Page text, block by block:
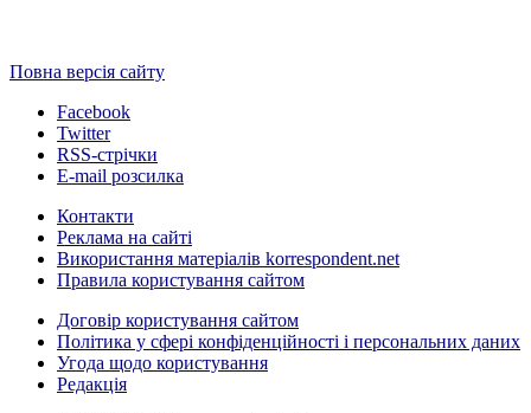
Повна версія сайту
Facebook
Twitter
RSS-стрічки
E-mail розсилка
Контакти
Реклама на сайті
Використання матеріалів korrespondent.net
Правила користування сайтом
Договір користування сайтом
Політика у сфері конфіденційності і персональних даних
Угода щодо користування
Редакція